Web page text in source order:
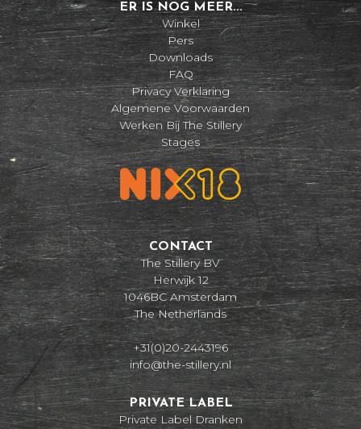
ER IS NOG MEER...
Winkel
Pers
Downloads
FAQ
Privacy Verklaring
Algemene Voorwaarden
Werken Bij The Stillery
Stages
CONTACT
The Stillery BV
Herwijk 12
1046BC Amsterdam
The Netherlands
+31(0)20-2443196
info@the-stillery.nl
PRIVATE LABEL
Private Label Dranken